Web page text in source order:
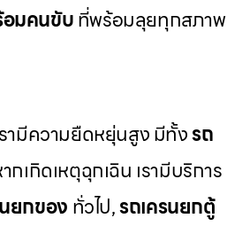
อมคนขับที่พร้อมลุยทุกสภาพ
ามีความยืดหยุ่นสูง มีทั้งรถ
กิดเหตุฉุกเฉิน เรามีบริการ
ยกของ ทั่วไป,รถเครนยกตู้